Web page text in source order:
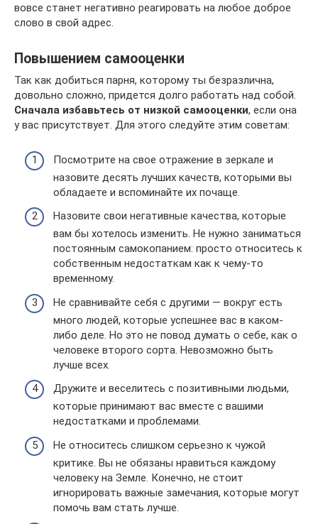
вовсе станет негативно реагировать на любое доброе
слово в свой адрес.
Повышением самооценки
Так как добиться парня, которому ты безразлична,
довольно сложно, придется долго работать над собой.
Сначала избавьтесь от низкой самооценки, если она
у вас присутствует. Для этого следуйте этим советам:
Посмотрите на свое отражение в зеркале и
назовите десять лучших качеств, которыми вы
обладаете и вспоминайте их почаще.
Назовите свои негативные качества, которые
вам бы хотелось изменить. Не нужно заниматься
постоянным самокопанием: просто относитесь к
собственным недостаткам как к чему-то
временному.
Не сравнивайте себя с другими — вокруг есть
много людей, которые успешнее вас в каком-
либо деле. Но это не повод думать о себе, как о
человеке второго сорта. Невозможно быть
лучше всех.
Дружите и веселитесь с позитивными людьми,
которые принимают вас вместе с вашими
недостатками и проблемами.
Не относитесь слишком серьезно к чужой
критике. Вы не обязаны нравиться каждому
человеку на Земле. Конечно, не стоит
игнорировать важные замечания, которые могут
помочь вам стать лучше.